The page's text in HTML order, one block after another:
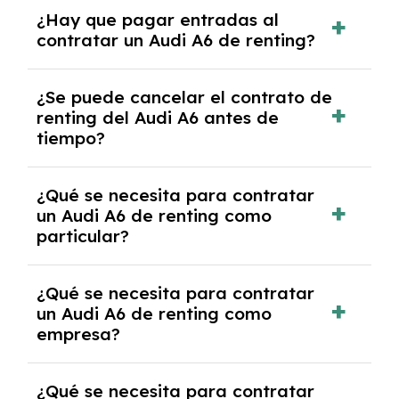
con el seguro a todo riesgo sin franquicia
incluido dentro de las cuotas mensuales.
¿Hay que pagar entradas al
contratar un Audi A6 de renting?
tendrás que pagar ningún tipo de entrada
salvo en casos que lo exija el proveedor
debido al resultado del estudio de viabilidad
económica.
¿Se puede cancelar el contrato de
renting del Audi A6 antes de
tiempo?
pero puede haber penalizaciones por
cancelación anticipada. Es importante revisar
las condiciones del contrato y hablar con un
experto que te asesore.
¿Qué se necesita para contratar
un Audi A6 de renting como
particular?
y, en algunos casos, una consulta de solvencia
crediticia y un pago inicial.
¿Qué se necesita para contratar
un Audi A6 de renting como
empresa?
documentación financiera y, en algunos
¿Qué se necesita para contratar